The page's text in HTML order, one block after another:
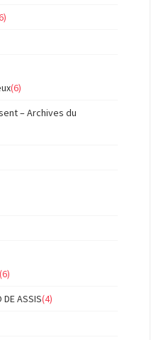
(6)
– Archives du
(6)
ASSIS(4)